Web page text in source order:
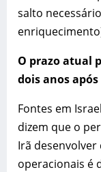
salto
O prazo atual
dois anos
Fontes em
dizem que o
Irã
operacionais é